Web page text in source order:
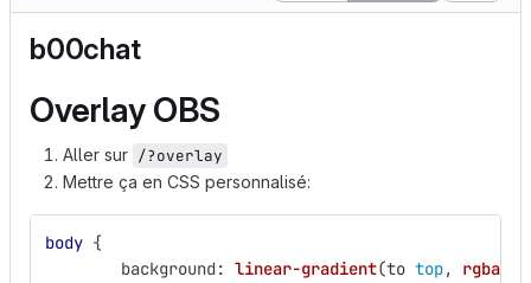
b00chat
Overlay OBS
Aller sur /?overlay
Mettre ça en CSS personnalisé:
body {
background : linear-gradient(to top, rgba